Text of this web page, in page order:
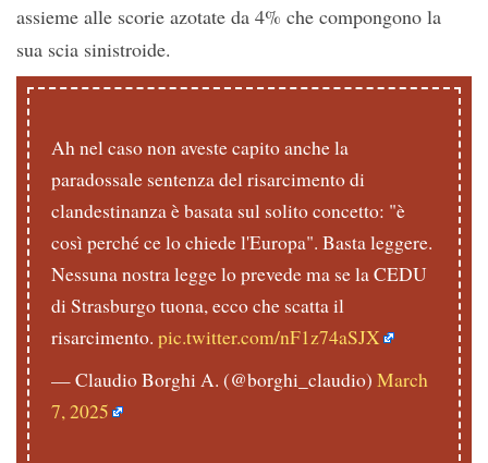
assieme alle scorie azotate da 4% che compongono la
sua scia sinistroide.
Ah nel caso non aveste capito anche la
paradossale sentenza del risarcimento di
clandestinanza è basata sul solito concetto: "è
così perché ce lo chiede l'Europa". Basta leggere.
Nessuna nostra legge lo prevede ma se la CEDU
di Strasburgo tuona, ecco che scatta il
risarcimento. pic.twitter.com/nF1z74aSJX
— Claudio Borghi A. (@borghi_claudio) March
7, 2025